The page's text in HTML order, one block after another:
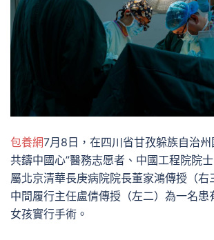
包養網7月8日，在四川省甘孜躲族自治州
共鑄中國心”醫務志愿者、中國工程院院
屬北京清華長庚病院院長董家鴻傳授（右
中間履行主任盧倩傳授（左二）為一名患
女孩實行手術。